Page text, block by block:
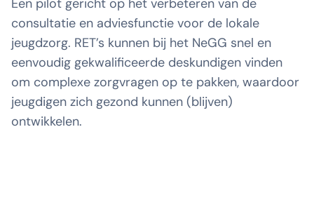
Een pilot gericht op het verbeteren van de
consultatie en adviesfunctie voor de lokale
jeugdzorg. RET’s kunnen bij het NeGG snel en
eenvoudig gekwalificeerde deskundigen vinden
om complexe zorgvragen op te pakken, waardoor
jeugdigen zich gezond kunnen (blijven)
ontwikkelen.